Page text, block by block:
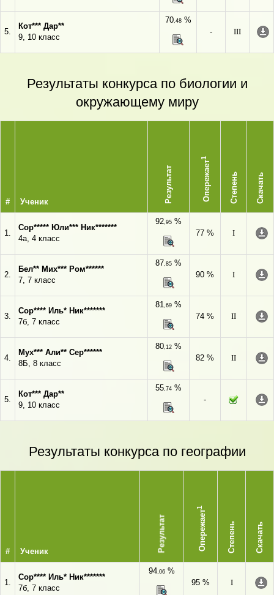
5.
Кот*** Дар**
9, 10 класс
70,48%
-
III
Результаты конкурса по биологии и
окружающему миру
# Ученик Результат Опережает
1
Степень Скачать
1.
Сор***** Юли*** Ник*******
4а, 4 класс
92,95 %
77 %
I
2.
Бел** Мих*** Ром******
7, 7 класс
87,85 %
90 %
I
3.
Сор**** Иль* Ник*******
7б, 7 класс
81,69 %
74 %
II
4.
Мух*** Али** Сер******
8Б, 8 класс
80,12 %
82 %
II
5.
Кот*** Дар**
9, 10 класс
55,74 %
-
Результаты конкурса по географии
# Ученик Результат Опережает
1
Степень Скачать
1.
Сор**** Иль* Ник*******
7б, 7 класс
94,06 %
95 %
I